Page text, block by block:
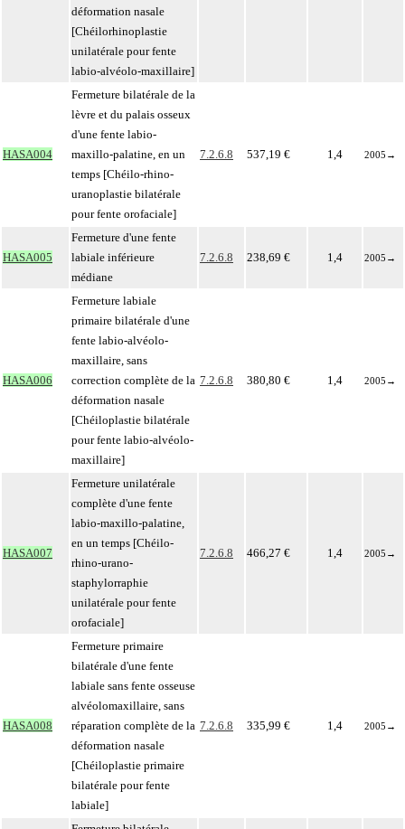
déformation nasale
[Chéilorhinoplastie
unilatérale pour fente
labio-alvéolo-maxillaire]
HASA004
Fermeture bilatérale de la
lèvre et du palais osseux
d'une fente labio-
maxillo-palatine, en un
temps [Chéilo-rhino-
uranoplastie bilatérale
pour fente orofaciale]
7.2.6.8 537,19 € 1,4 2005 →
HASA005
Fermeture d'une fente
labiale inférieure
médiane
7.2.6.8 238,69 € 1,4 2005 →
HASA006
Fermeture labiale
primaire bilatérale d'une
fente labio-alvéolo-
maxillaire, sans
correction complète de la
déformation nasale
[Chéiloplastie bilatérale
pour fente labio-alvéolo-
maxillaire]
7.2.6.8 380,80 € 1,4 2005 →
HASA007
Fermeture unilatérale
complète d'une fente
labio-maxillo-palatine,
en un temps [Chéilo-
rhino-urano-
staphylorraphie
unilatérale pour fente
orofaciale]
7.2.6.8 466,27 € 1,4 2005 →
HASA008
Fermeture primaire
bilatérale d'une fente
labiale sans fente osseuse
alvéolomaxillaire, sans
réparation complète de la
déformation nasale
[Chéiloplastie primaire
bilatérale pour fente
labiale]
7.2.6.8 335,99 € 1,4 2005 →